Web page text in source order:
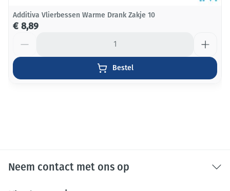
Additiva Vlierbessen Warme Drank Zakje 10
€ 8,89
Bestel
Neem contact met ons op